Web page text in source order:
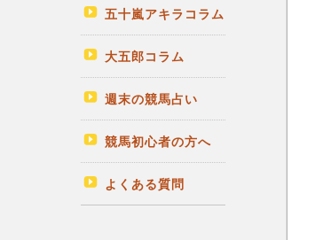
五十嵐アキラコラム
大五郎コラム
週末の競馬占い
競馬初心者の方へ
よくある質問